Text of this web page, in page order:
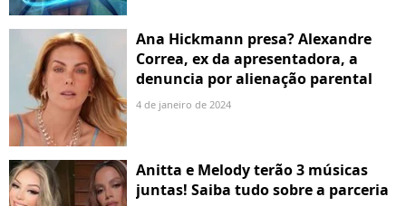
Ana Hickmann presa? Alexandre
Correa, ex da apresentadora, a
denuncia por alienação parental
4 de janeiro de 2024
Anitta e Melody terão 3 músicas
juntas! Saiba tudo sobre a parceria